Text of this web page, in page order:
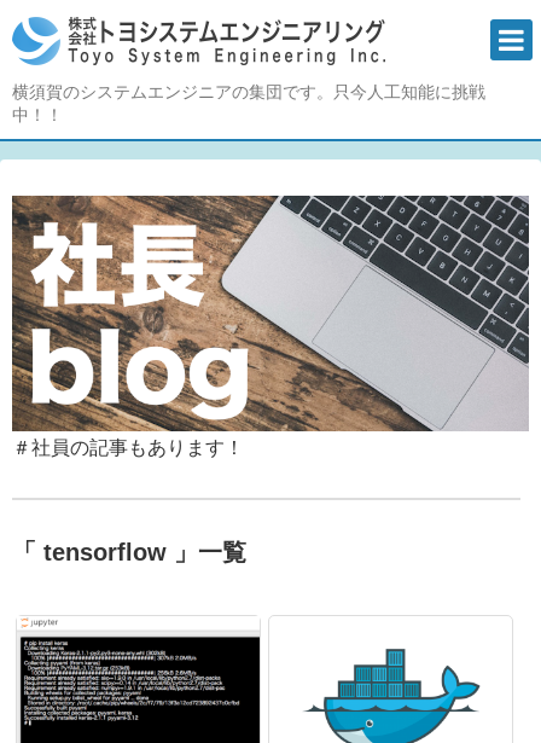
横須賀のシステムエンジニアの集団です。只今人工知能に挑戦
中！！
＃社員の記事もあります！
「 tensorflow 」一覧